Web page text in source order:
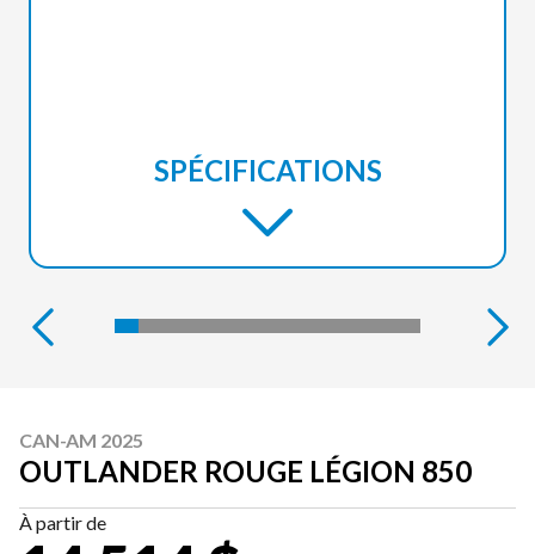
SPÉCIFICATIONS
CAN-AM 2025
OUTLANDER ROUGE LÉGION 850
À partir de